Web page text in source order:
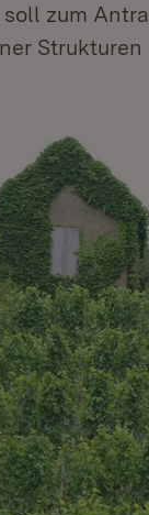
zum
Strukturen